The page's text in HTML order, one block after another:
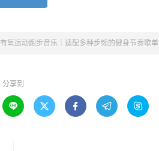
有氧运动跑步音乐｜适配多种步频的健身节奏歌单
分享到
    